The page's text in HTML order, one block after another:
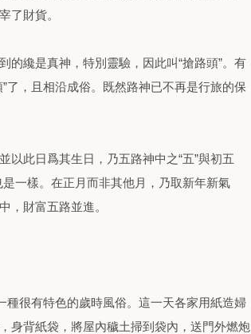
了財貨。
纔是真神，特別靈驗，因此叫“搶路頭”。有
了，且相沿成俗。既然路神已不再是行旅的保
此日爲其生日，乃五路神中之“五”與初五
是一樣。在正月而非其他月，乃取新年新氣
，財富五路並進。
很有特色的歲時風俗。這一天各家用紙造婦
，身背紙袋，將屋內穢土掃到袋內，送門外燃炮